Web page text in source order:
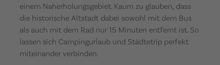
einem Naherholungsgebiet. Kaum zu glauben, dass
die historische Altstadt dabei sowohl mit dem Bus
als auch mit dem Rad nur 15 Minuten entfernt ist. So
lassen sich Campingurlaub und Städtetrip perfekt
miteinander verbinden.